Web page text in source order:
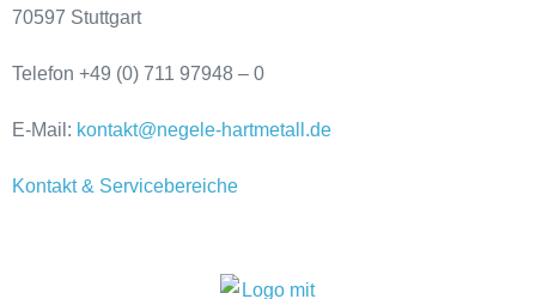
70597 Stuttgart
Telefon +49 (0) 711 97948 – 0
E-Mail: kontakt@negele-hartmetall.de
Kontakt & Servicebereiche